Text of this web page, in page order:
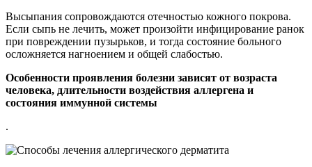
Высыпания сопровождаются отечностью кожного покрова.
Если сыпь не лечить, может произойти инфицирование ранок
при повреждении пузырьков, и тогда состояние больного
осложняется нагноением и общей слабостью.
Особенности проявления болезни зависят от возраста
человека, длительности воздействия аллергена и
состояния иммунной системы
.